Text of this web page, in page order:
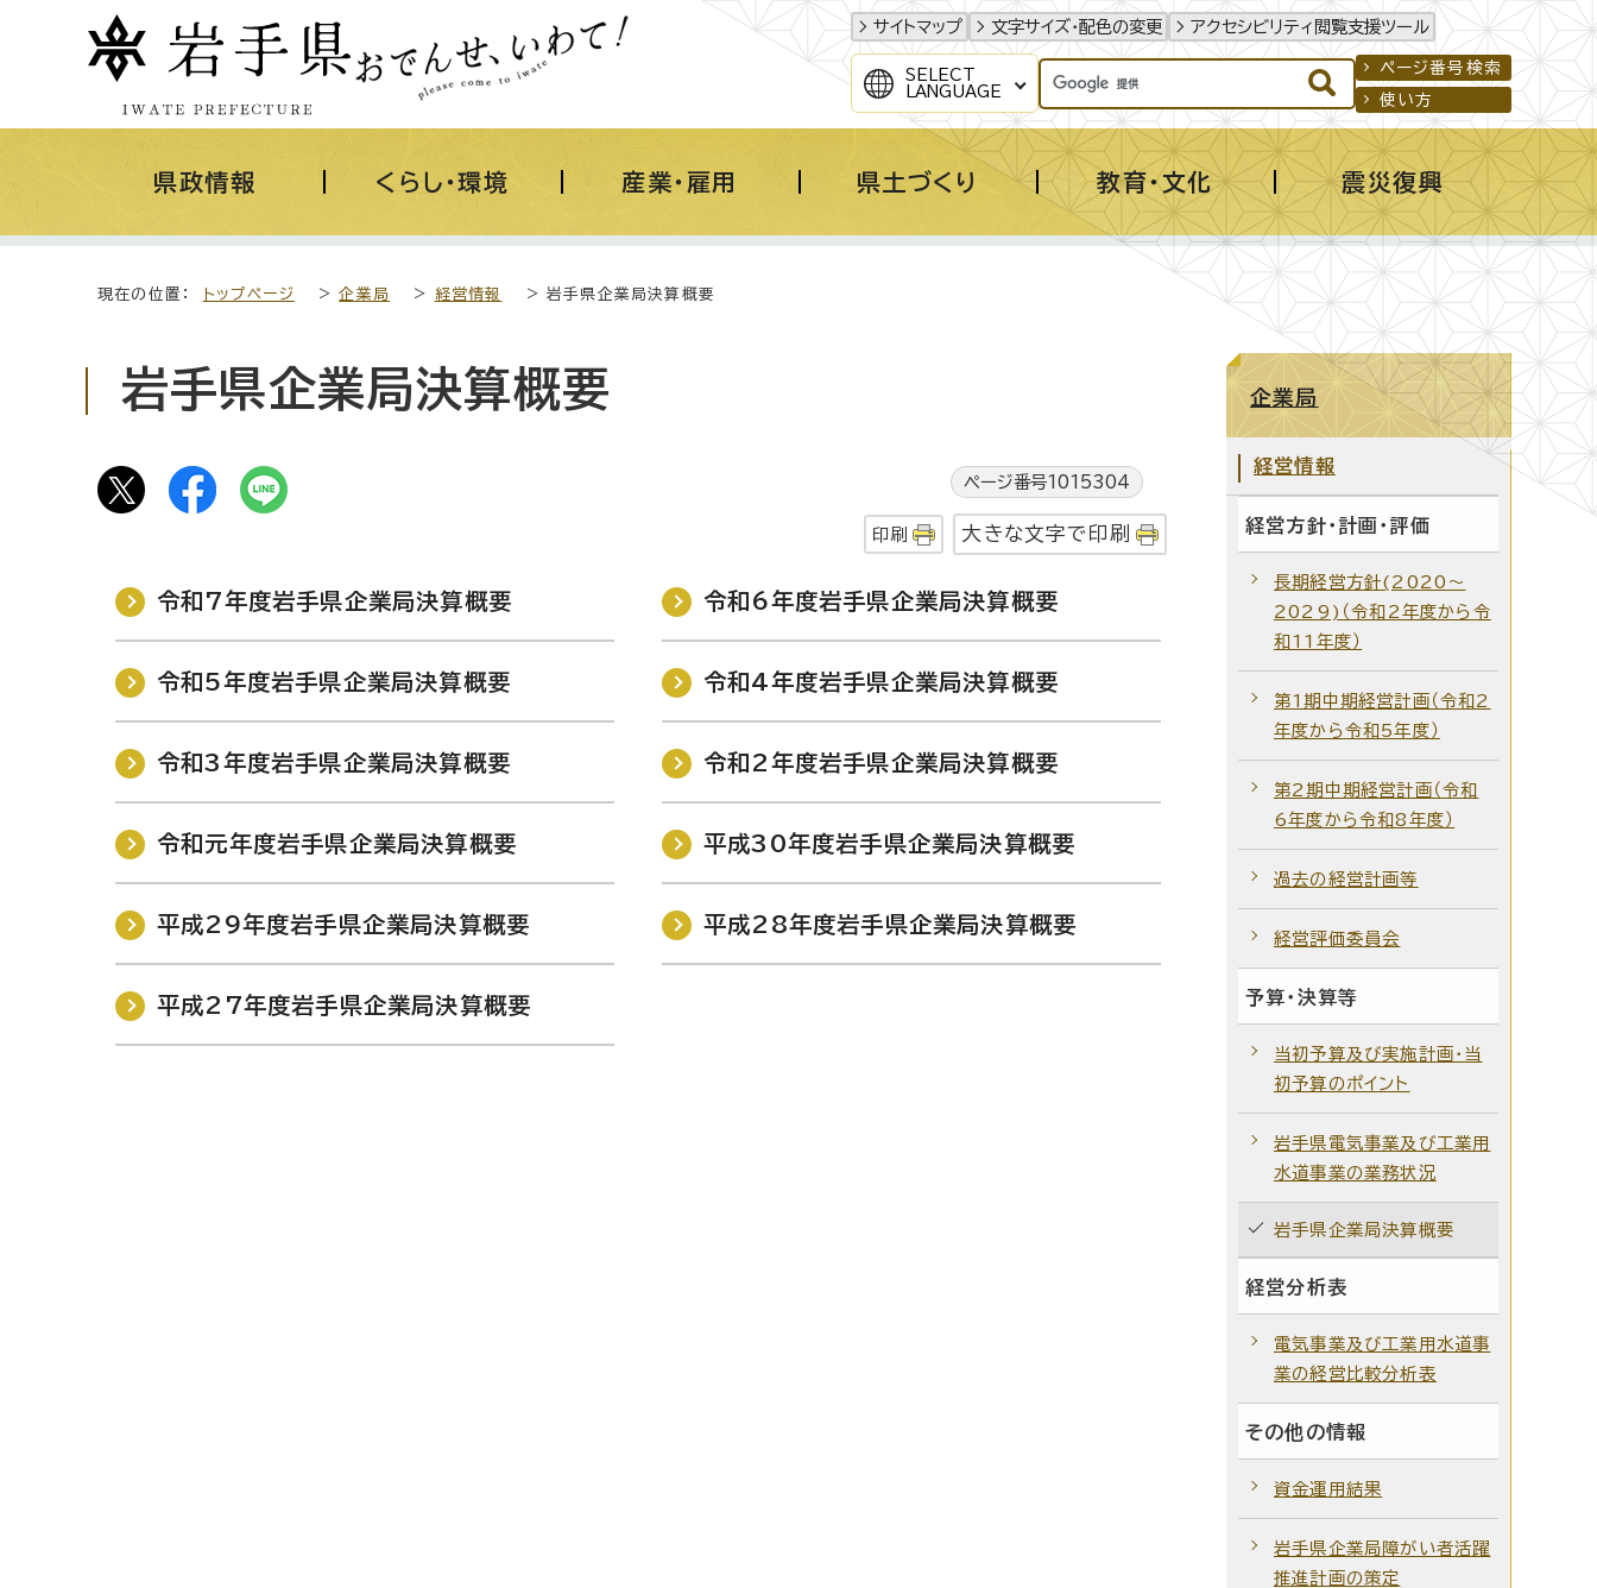
サイトマップ 文字サイズ・配色の変更 アクセシビリティ閲覧支援ツール
SELECT
LANGUAGE
ページ番号検索
使い方
県政情報 くらし・環境 産業・雇用 県土づくり 教育・文化 震災復興
現在の位置： トップページ >企業局 > 経営情報 > 岩手県企業局決算概要
岩手県企業局決算概要
ページ番号1015304
印刷 大きな文字で印刷
令和7年度岩手県企業局決算概要 令和6年度岩手県企業局決算概要
令和5年度岩手県企業局決算概要 令和4年度岩手県企業局決算概要
令和3年度岩手県企業局決算概要 令和2年度岩手県企業局決算概要
令和元年度岩手県企業局決算概要 平成30年度岩手県企業局決算概要
平成29年度岩手県企業局決算概要 平成28年度岩手県企業局決算概要
平成27年度岩手県企業局決算概要
企業局
経営情報
経営方針・計画・評価
長期経営方針(2020～
2029)（令和2年度から令
和11年度）
第1期中期経営計画（令和2
年度から令和5年度）
第2期中期経営計画（令和
6年度から令和8年度）
過去の経営計画等
経営評価委員会
予算・決算等
当初予算及び実施計画・当
初予算のポイント
岩手県電気事業及び工業用
水道事業の業務状況
岩手県企業局決算概要
経営分析表
電気事業及び工業用水道事
業の経営比較分析表
その他の情報
資金運用結果
岩手県企業局障がい者活躍
推進計画の策定